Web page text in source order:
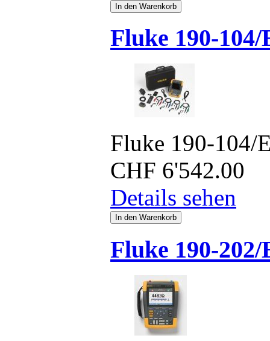
Fluke 190-104/
Fluke 190-104/
CHF 6'542.00
Details sehen
Fluke 190-202/